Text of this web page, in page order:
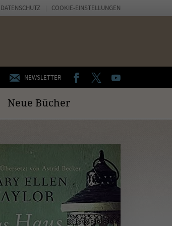
NEWSLETTER FACEBOOKTWITTERYOUTUBE
Neue Bücher
DATENSCHUTZ COOKIE-EINSTELLUNGEN